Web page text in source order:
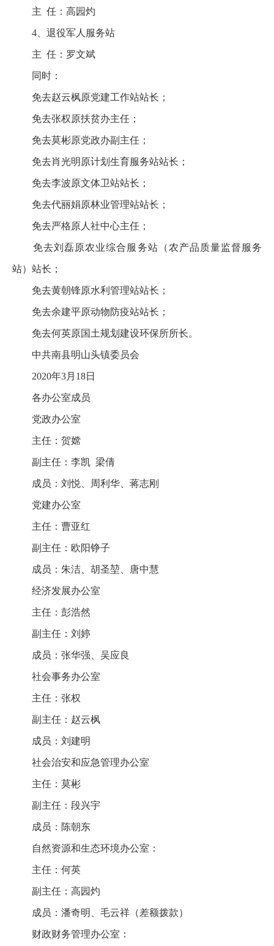
主 任：高园灼
4、退役军人服务站
主 任：罗文斌
同时：
免去赵云枫原党建工作站站长；
免去张权原扶贫办主任；
免去莫彬原党政办副主任；
免去肖光明原计划生育服务站站长；
免去李波原文体卫站站长；
免去代丽娟原林业管理站站长；
免去严格原人社中心主任；
免去刘磊原农业综合服务站（农产品质量监督服务
站）站长；
免去黄朝锋原水利管理站站长；
免去余建平原动物防疫站站长；
免去何英原国土规划建设环保所所长。
中共南县明山头镇委员会
2020年3月18日
各办公室成员
党政办公室
主任：贺嫦
副主任：李凯 梁倩
成员：刘悦、周利华、蒋志刚
党建办公室
主任：曹亚红
副主任：欧阳铮子
成员：朱洁、胡圣堃、唐中慧
经济发展办公室
主任：彭浩然
副主任：刘婷
成员：张华强、吴应良
社会事务办公室
主任：张权
副主任：赵云枫
成员：刘建明
社会治安和应急管理办公室
主任：莫彬
副主任：段兴宇
成员：陈朝东
自然资源和生态环境办公室：
主任：何英
副主任：高园灼
成员：潘奇明、毛云祥（差额拨款）
财政财务管理办公室：